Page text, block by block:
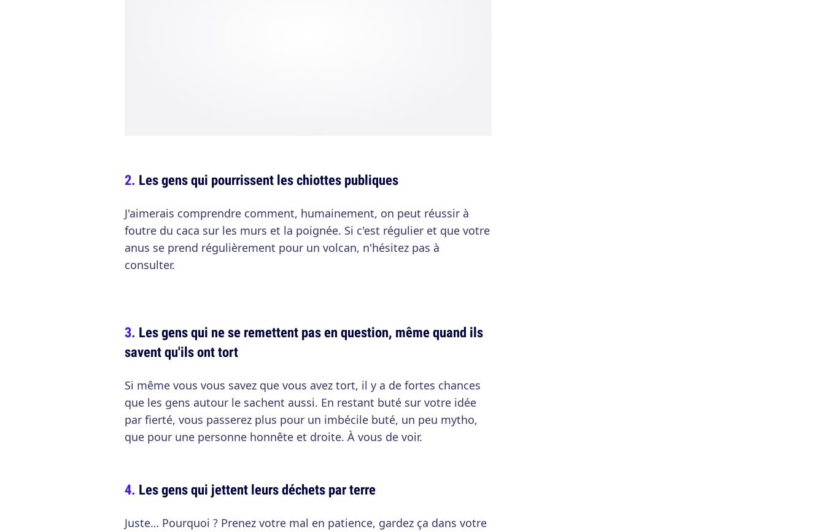
Les gens qui pourrissent les chiottes publiques
J'aimerais comprendre comment, humainement, on peut réussir à
foutre du caca sur les murs et la poignée. Si c'est régulier et que votre
anus se prend régulièrement pour un volcan, n'hésitez pas à
consulter.
Les gens qui ne se remettent pas en question, même quand ils
savent qu'ils ont tort
Si même vous vous savez que vous avez tort, il y a de fortes chances
que les gens autour le sachent aussi. En restant buté sur votre idée
par fierté, vous passerez plus pour un imbécile buté, un peu mytho,
que pour une personne honnête et droite. À vous de voir.
Les gens qui jettent leurs déchets par terre
Juste… Pourquoi ? Prenez votre mal en patience, gardez ça dans votre